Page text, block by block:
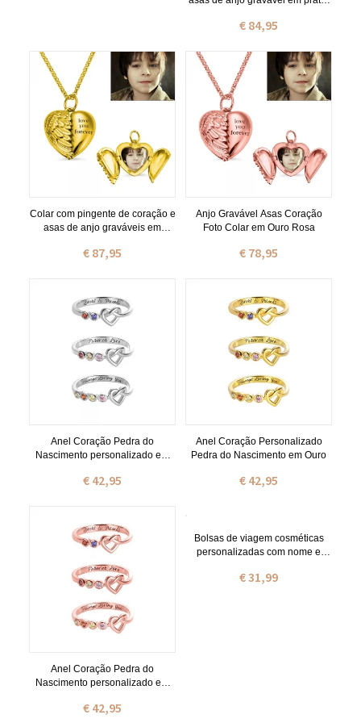
ocasiões especiais como Dia das
datas comemorativas. Perfeito
para homenagens póstumas, Dia
das Mães e outras datas
especiais.
€ 84,95
Colar com pingente de coração e
asas de anjo graváveis em
€ 87,95
Anjo Gravável Asas Coração
Foto Colar em Ouro Rosa
€ 78,95
Anel Coração Pedra do
Nascimento personalizado em
€ 42,95
Anel Coração Personalizado
Pedra do Nascimento em Ouro
€ 42,95
Anel Coração Pedra do
Nascimento personalizado em
€ 42,95
Bolsas de viagem cosméticas
personalizadas com nome e
organizador de maquiagem
€ 31,99